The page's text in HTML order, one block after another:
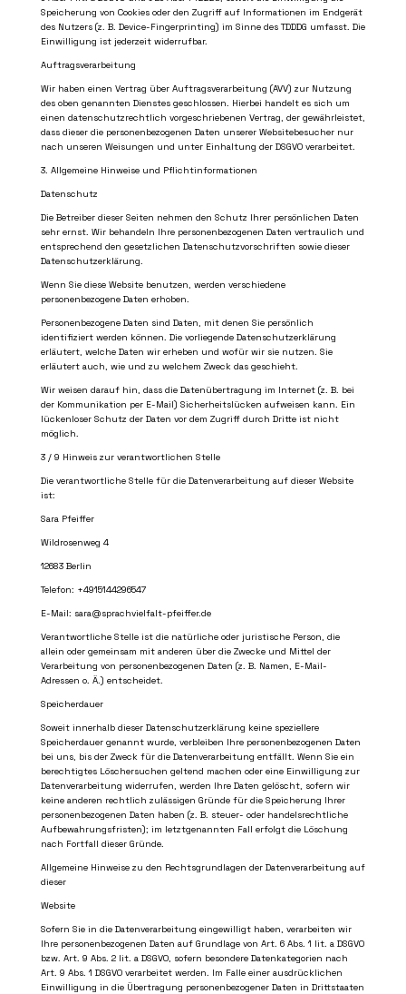
Speicherung von Cookies oder den Zugriff auf Informationen im Endgerät
des Nutzers (z. B. Device-Fingerprinting) im Sinne des TDDDG umfasst. Die
Einwilligung ist jederzeit widerrufbar.
Auftragsverarbeitung
Wir haben einen Vertrag über Auftragsverarbeitung (AVV) zur Nutzung
des oben genannten Dienstes geschlossen. Hierbei handelt es sich um
einen datenschutzrechtlich vorgeschriebenen Vertrag, der gewährleistet,
dass dieser die personenbezogenen Daten unserer Websitebesucher nur
nach unseren Weisungen und unter Einhaltung der DSGVO verarbeitet.
3. Allgemeine Hinweise und Pflichtinformationen
Datenschutz
Die Betreiber dieser Seiten nehmen den Schutz Ihrer persönlichen Daten
sehr ernst. Wir behandeln Ihre personenbezogenen Daten vertraulich und
entsprechend den gesetzlichen Datenschutzvorschriften sowie dieser
Datenschutzerklärung.
Wenn Sie diese Website benutzen, werden verschiedene
personenbezogene Daten erhoben.
Personenbezogene Daten sind Daten, mit denen Sie persönlich
identifiziert werden können. Die vorliegende Datenschutzerklärung
erläutert, welche Daten wir erheben und wofür wir sie nutzen. Sie
erläutert auch, wie und zu welchem Zweck das geschieht.
Wir weisen darauf hin, dass die Datenübertragung im Internet (z. B. bei
der Kommunikation per E-Mail) Sicherheitslücken aufweisen kann. Ein
lückenloser Schutz der Daten vor dem Zugriff durch Dritte ist nicht
möglich.
3 / 9 Hinweis zur verantwortlichen Stelle
Die verantwortliche Stelle für die Datenverarbeitung auf dieser Website
ist:
Sara Pfeiffer
Wildrosenweg 4
12683 Berlin
Telefon: +4915144296547
E-Mail: sara@sprachvielfalt-pfeiffer.de
Verantwortliche Stelle ist die natürliche oder juristische Person, die
allein oder gemeinsam mit anderen über die Zwecke und Mittel der
Verarbeitung von personenbezogenen Daten (z. B. Namen, E-Mail-
Adressen o. Ä.) entscheidet.
Speicherdauer
Soweit innerhalb dieser Datenschutzerklärung keine speziellere
Speicherdauer genannt wurde, verbleiben Ihre personenbezogenen Daten
bei uns, bis der Zweck für die Datenverarbeitung entfällt. Wenn Sie ein
berechtigtes Löschersuchen geltend machen oder eine Einwilligung zur
Datenverarbeitung widerrufen, werden Ihre Daten gelöscht, sofern wir
keine anderen rechtlich zulässigen Gründe für die Speicherung Ihrer
personenbezogenen Daten haben (z. B. steuer- oder handelsrechtliche
Aufbewahrungsfristen); im letztgenannten Fall erfolgt die Löschung
nach Fortfall dieser Gründe.
Allgemeine Hinweise zu den Rechtsgrundlagen der Datenverarbeitung auf
dieser
Website
Sofern Sie in die Datenverarbeitung eingewilligt haben, verarbeiten wir
Ihre personenbezogenen Daten auf Grundlage von Art. 6 Abs. 1 lit. a DSGVO
bzw. Art. 9 Abs. 2 lit. a DSGVO, sofern besondere Datenkategorien nach
Art. 9 Abs. 1 DSGVO verarbeitet werden. Im Falle einer ausdrücklichen
Einwilligung in die Übertragung personenbezogener Daten in Drittstaaten